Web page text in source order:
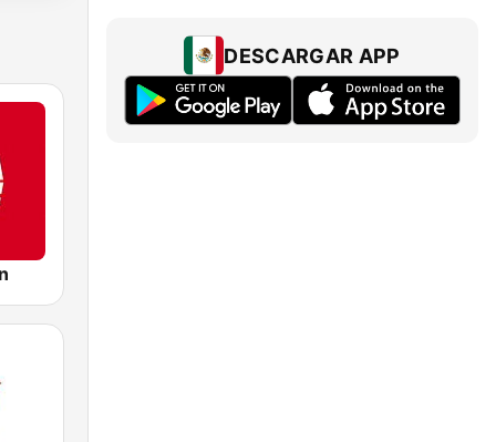
DESCARGAR APP